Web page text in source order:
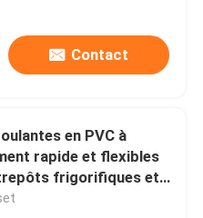
Contact
en PVC à
rapide et flexibles
frigorifiques et